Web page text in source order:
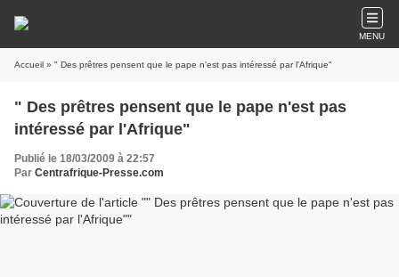
MENU
Accueil » " Des prêtres pensent que le pape n'est pas intéressé par l'Afrique"
" Des prêtres pensent que le pape n'est pas
intéressé par l'Afrique"
Publié le 18/03/2009 à 22:57
Par Centrafrique-Presse.com